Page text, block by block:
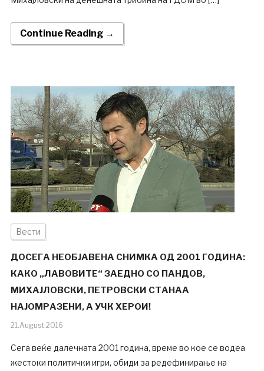
Continue Reading →
Вести
ДОСЕГА НЕОБЈАВЕНА СНИМКА ОД 2001 ГОДИНА:
КАКО „ЛАВОВИТЕ“ ЗАЕДНО СО ПАНДОВ,
МИХАЈЛОВСКИ, ПЕТРОВСКИ СТАНАА
НАЈОМРАЗЕНИ, А УЧК ХЕРОИ!
21.August.2016
Сега веќе далечната 2001 година, време во кое се водеа
жестоки политички игри, обиди за редефинирање на